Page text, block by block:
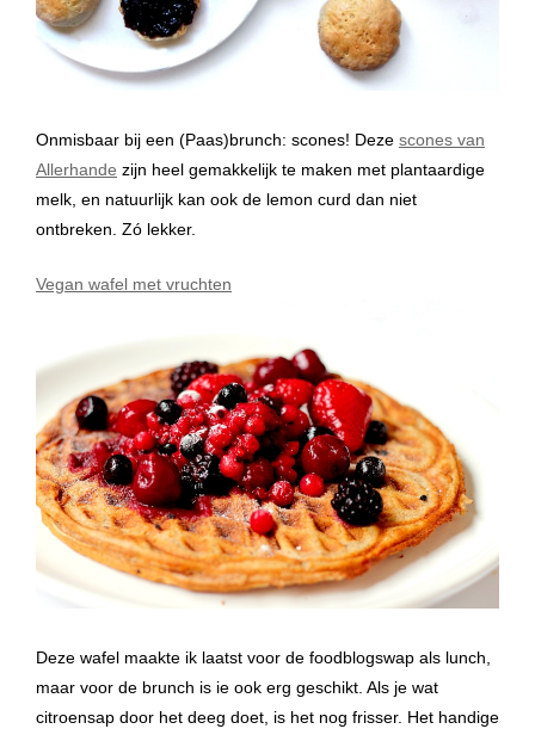
Onmisbaar bij een (Paas)brunch: scones! Deze scones van
Allerhande zijn heel gemakkelijk te maken met plantaardige
melk, en natuurlijk kan ook de lemon curd dan niet
ontbreken. Zó lekker.
Vegan wafel met vruchten
Deze wafel maakte ik laatst voor de foodblogswap als lunch,
maar voor de brunch is ie ook erg geschikt. Als je wat
citroensap door het deeg doet, is het nog frisser. Het handige